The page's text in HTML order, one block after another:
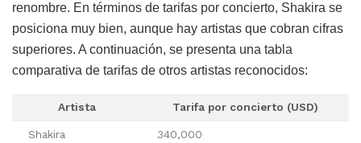
renombre. En términos de tarifas por concierto, Shakira se
posiciona muy bien, aunque hay artistas que cobran cifras
superiores. A continuación, se presenta una tabla
comparativa de tarifas de otros artistas reconocidos:
Artista Tarifa por concierto (USD)
Shakira 340,000